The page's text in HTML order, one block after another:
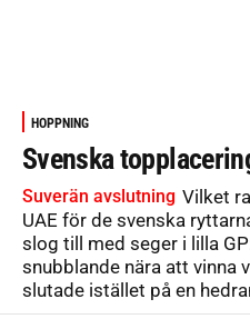
HOPPNING
Svenska
Suverän avslutning Vilket
UAE för de svenska
slog till med seger i lilla
snubblande nära att vinna
slutade istället på en